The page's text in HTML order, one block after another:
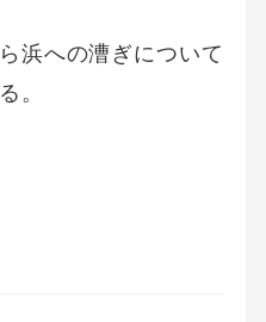
浜への漕ぎについて
。